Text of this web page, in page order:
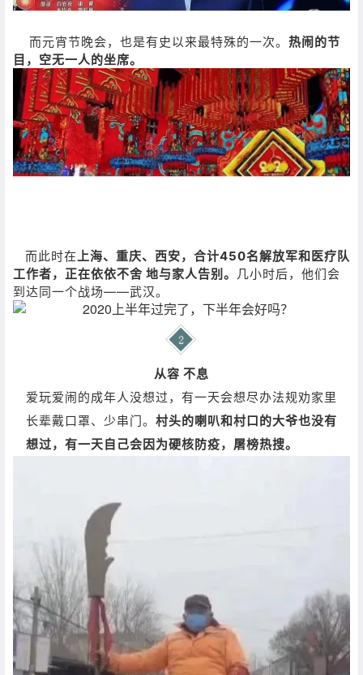
而元宵节晚会，也是有史以来最特殊的一次。 热闹的节
目，空无一人的坐席。
而此时在 上海、重庆、西安，合计450名解放军和医疗队
工作者，正在依依不舍 地与家人告别。
几小时后，他们会
到达同一个战场——武汉。
从容 不息
爱玩爱闹的成年人没想过，有一天会想尽办法规劝家里
长辈戴口罩、少串门。 村头的喇叭和村口的大爷也没有
想过，有一天自己会因为硬核防疫，屠榜热搜。